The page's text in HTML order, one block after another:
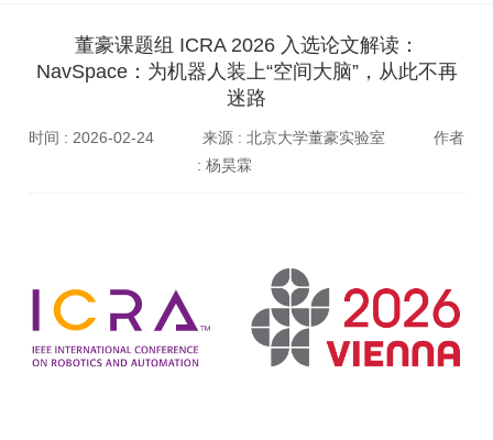
董豪课题组 ICRA 2026 入选论文解读：
NavSpace：为机器人装上“空间大脑”，从此不再
迷路
时间 : 2026-02-24 来源 : 北京大学董豪实验室
作者
: 杨昊霖